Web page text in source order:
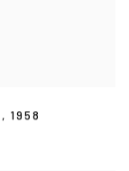
, 1958